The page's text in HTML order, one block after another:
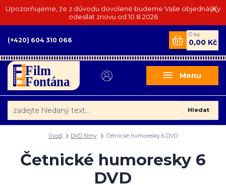
Upozorňujeme, že z důvodu dovolené budeme Vaše objednávky
odesílat znovu od 10.8.2026
Menu
Hledat
(+420) 604 310 066
0 ks
0,00 Kč
Úvod DVD filmy Četnické humoresky 6 DVD
Četnické humoresky 6
DVD